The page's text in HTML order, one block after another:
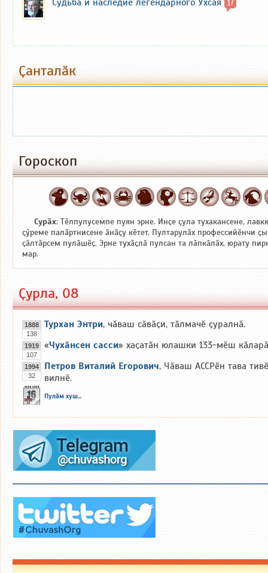
17
Ҫанталӑк
Гороскоп
Сурӑх: Тӗлпулусемпе пуян эрне. Инҫе ҫула тухакансене,
ҫӳреме палӑртнисене ӑнӑҫу кӗтет. Пултарулӑх профессийӗнчи
ҫӑлтӑрсем пулӑшӗҫ. Эрне тухӑҫлӑ пулсан та лӑпкӑлӑх, юрату
мар.
Ҫурла, 08
1888
138
Турхан Энтри, чӑваш сӑвӑҫи, тӑлмачӗ ҫуралнӑ.
1919
107
«Чухӑнсен сасси» хаҫатӑн юлашки 133-мӗш
1994
32
Петров Виталий Егорович, Чӑваш АССРӗн тава
вилнӗ.
Пулӑм хуш...